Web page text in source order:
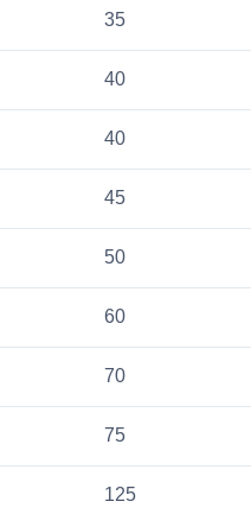
35
40
40
45
50
60
70
75
125